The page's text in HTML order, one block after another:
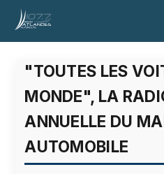
"TOUTES LES
MONDE", LA
ANNUELLE DU
AUTOMOBILE